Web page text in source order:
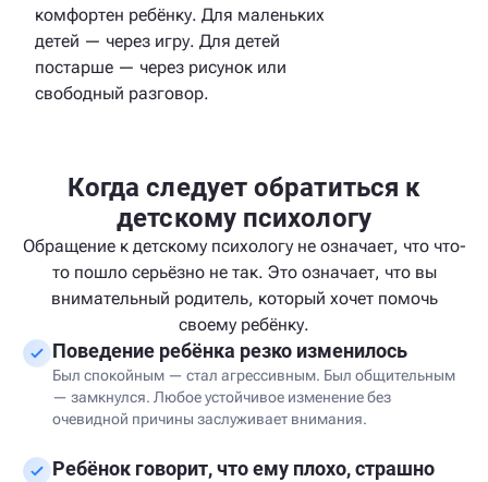
комфортен ребёнку. Для маленьких
детей — через игру. Для детей
постарше — через рисунок или
свободный разговор.
Когда следует обратиться к
детскому психологу
Обращение к детскому психологу не означает, что что-
то пошло серьёзно не так. Это означает, что вы
внимательный родитель, который хочет помочь
своему ребёнку.
Поведение ребёнка резко изменилось
Был спокойным — стал агрессивным. Был общительным
— замкнулся. Любое устойчивое изменение без
очевидной причины заслуживает внимания.
Ребёнок говорит, что ему плохо, страшно